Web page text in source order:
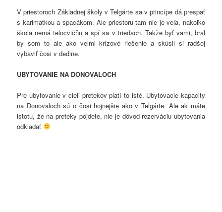
V priestoroch Základnej školy v Telgárte sa v princípe dá prespať
s karimatkou a spacákom. Ale priestoru tam nie je veľa, nakoľko
škola nemá telocvičňu a spí sa v triedach. Takže byť vami, bral
by som to ale ako veľmi krízové riešenie a skúsil si radšej
vybaviť čosi v dedine.
UBYTOVANIE NA DONOVALOCH
Pre ubytovanie v cieli pretekov platí to isté. Ubytovacie kapacity
na Donovaloch sú o čosi hojnejšie ako v Telgárte. Ale ak máte
istotu, že na preteky pôjdete, nie je dôvod rezerváciu ubytovania
odkladať